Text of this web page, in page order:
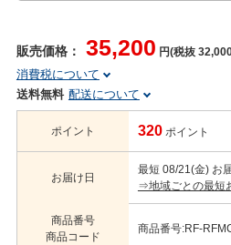
販売価格： 35,200 円(税抜
消費税について
送料無料 配送について
ポイント 320 ポイント
お届け日
最短 08/21(金) お
⇒地域ごとの最短
商品番号
商品コード
商品番号:RF-